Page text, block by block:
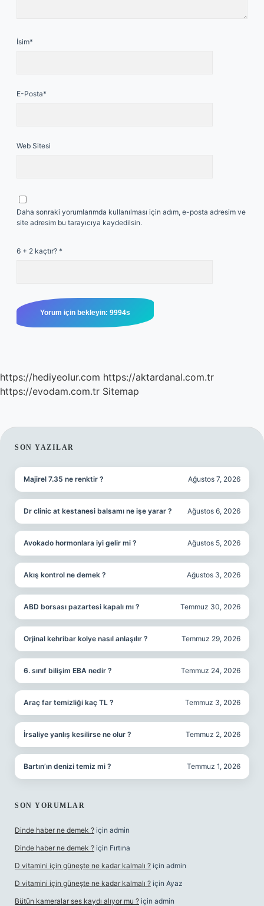
İsim*
E-Posta*
Web Sitesi
Daha sonraki yorumlarımda kullanılması için adım, e-posta adresim ve
site adresim bu tarayıcıya kaydedilsin.
6 + 2 kaçtır? *
https://hediyeolur.com https://aktardanal.com.tr
https://evodam.com.tr Sitemap
SIDEBAR
SON YAZILAR
Majirel 7.35 ne renktir ? Ağustos 7, 2026
Dr clinic at kestanesi balsamı ne işe yarar ? Ağustos 6, 2026
Avokado hormonlara iyi gelir mi ? Ağustos 5, 2026
Akış kontrol ne demek ? Ağustos 3, 2026
ABD borsası pazartesi kapalı mı ? Temmuz 30, 2026
Orjinal kehribar kolye nasıl anlaşılır ? Temmuz 29, 2026
6. sınıf bilişim EBA nedir ? Temmuz 24, 2026
Araç far temizliği kaç TL ? Temmuz 3, 2026
İrsaliye yanlış kesilirse ne olur ? Temmuz 2, 2026
Bartın’ın denizi temiz mi ? Temmuz 1, 2026
SON YORUMLAR
Dinde haber ne demek ? için admin
Dinde haber ne demek ? için Fırtına
D vitamini için güneşte ne kadar kalmalı ? için admin
D vitamini için güneşte ne kadar kalmalı ? için Ayaz
Bütün kameralar ses kaydı alıyor mu ? için admin